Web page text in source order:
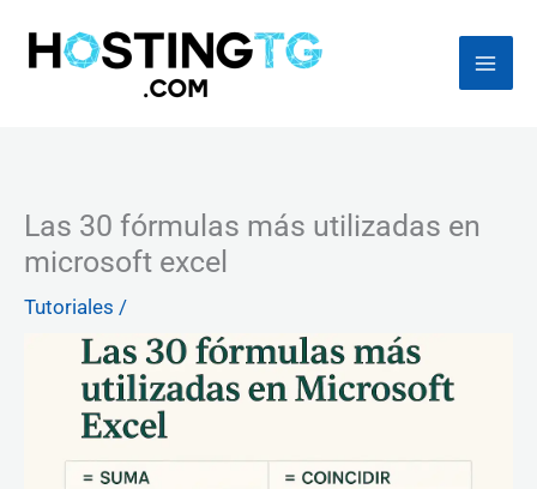
Las 30 fórmulas más utilizadas en
microsoft excel
Tutoriales /